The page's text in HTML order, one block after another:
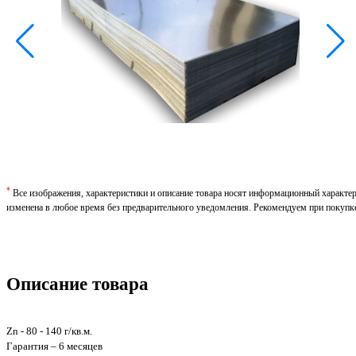
* Все изображения, характеристики и описание товара носят информационный
изменена в любое время без предварительного уведомления. Рекомендуем при
Описание товара
Zn - 80 - 140 г/кв.м.
Гарантия – 6 месяцев